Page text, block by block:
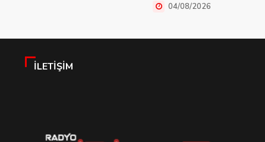
04/08/2026
İLETIŞIM